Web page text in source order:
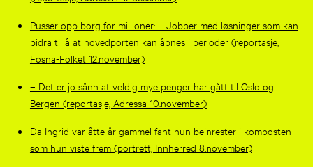
Pusser opp borg for millioner: – Jobber med løsninger som kan
bidra til å at hovedporten kan åpnes i perioder (reportasje,
Fosna-Folket 12.november)
– Det er jo sånn at veldig mye penger har gått til Oslo og
Bergen (reportasje, Adressa 10.november)
Da Ingrid var åtte år gammel fant hun beinrester i komposten
som hun viste frem (portrett, Innherred 8.november)